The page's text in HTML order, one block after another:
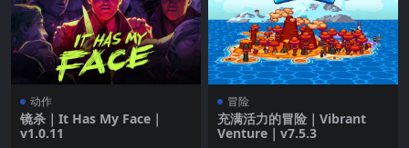
动作
镜杀｜It Has My Face｜
v1.0.11
冒险
充满活力的冒险｜Vibrant
Venture｜v7.5.3